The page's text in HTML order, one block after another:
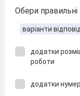
Обери
варіанти
додатки
роботи
додатки